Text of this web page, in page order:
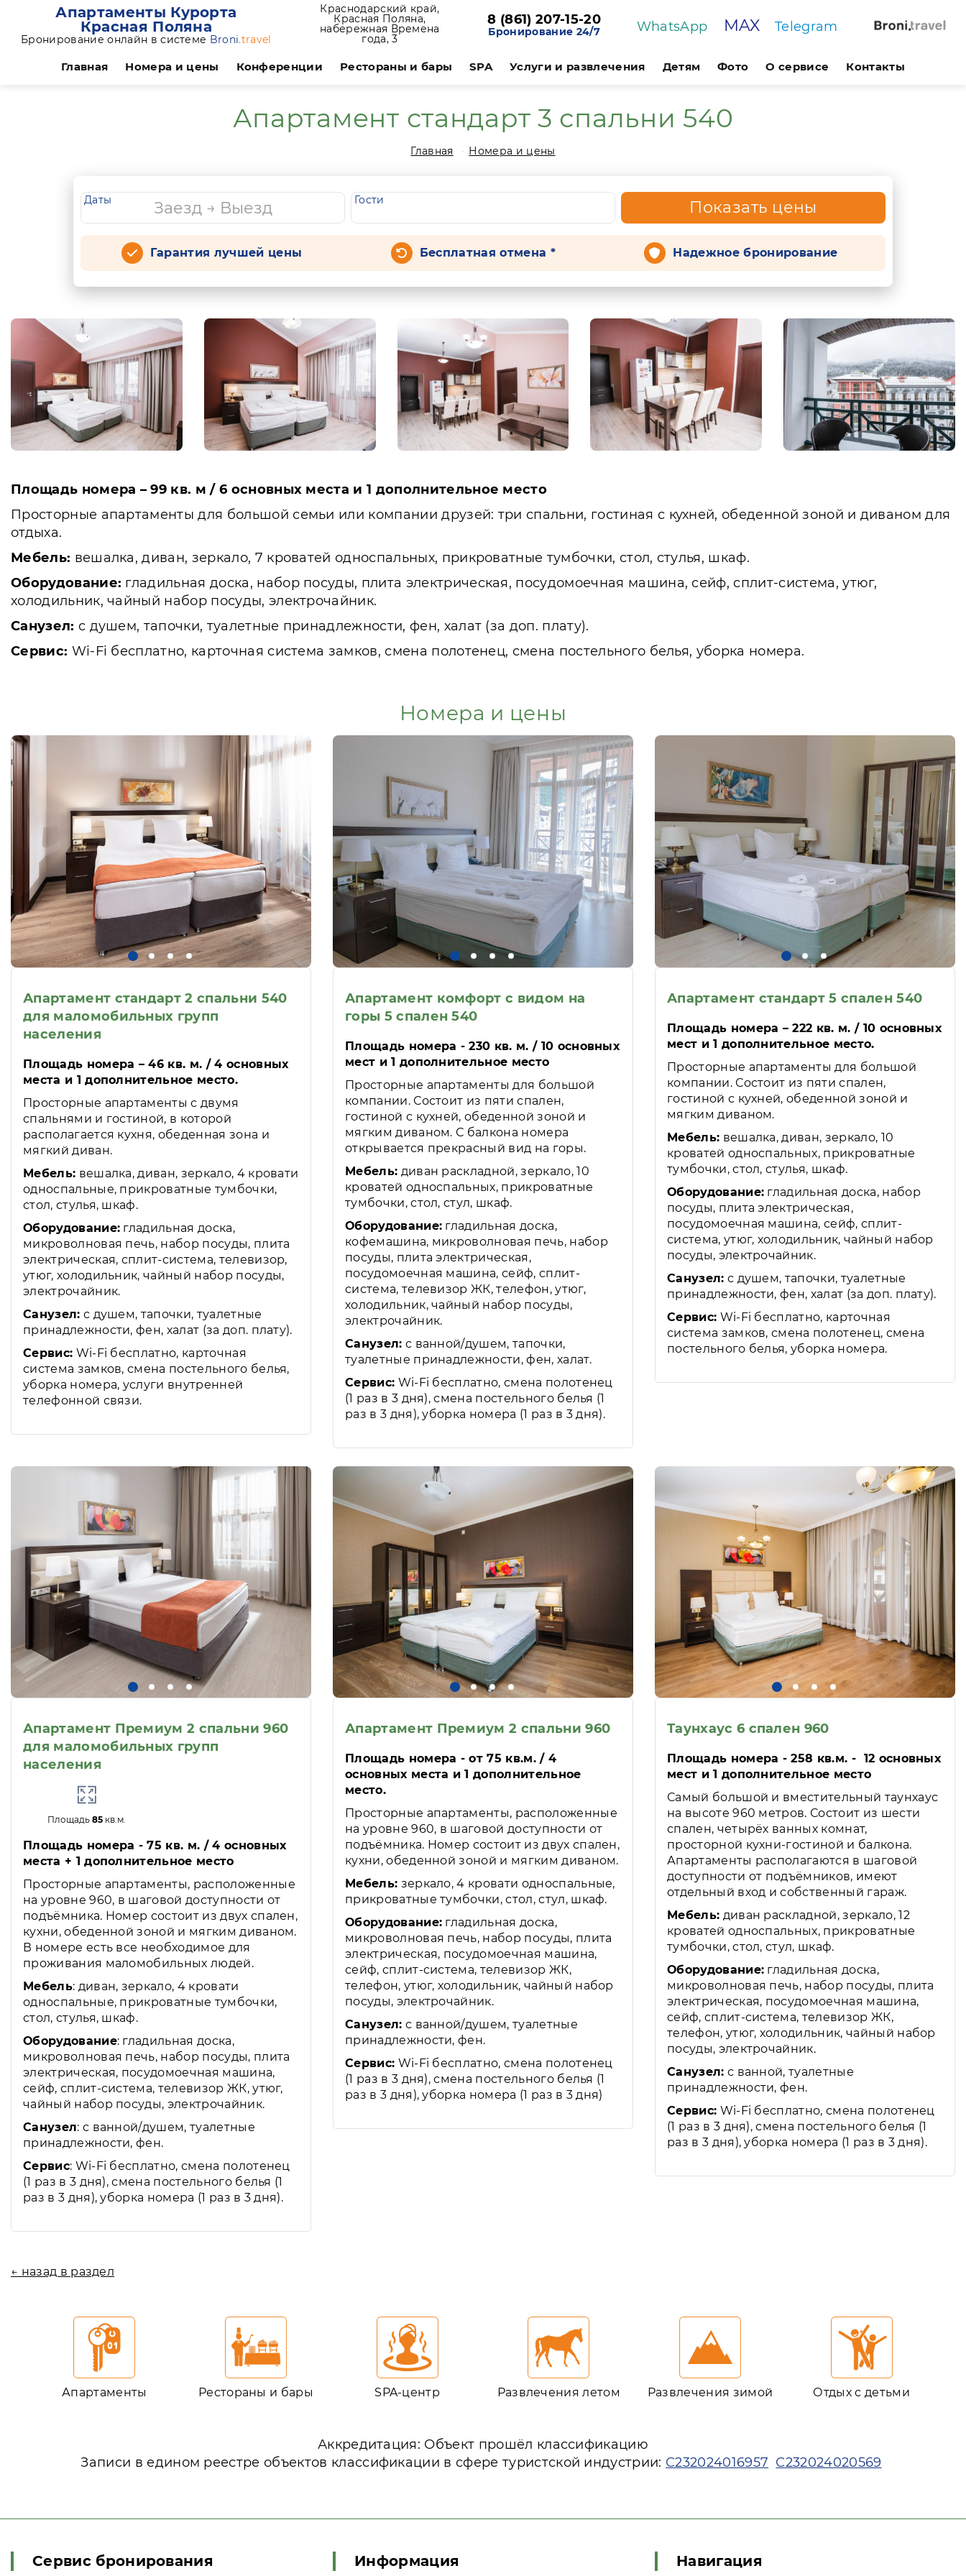
Апартаменты Курорта
Красная Поляна
Бронирование онлайн в системе Broni.travel
Краснодарский край,
Красная Поляна,
набережная Времена
года, 3
8 (861) 207-15-20
Бронирование 24/7 WhatsApp MAX Telegram
Главная Номера и цены Конференции Рестораны и бары SPA Услуги и развлечения Детям Фото О сервисе Контакты
Апартамент стандарт 3 спальни 540
Главная Номера и цены
Даты Гости Показать цены
Гарантия лучшей цены Бесплатная отмена * Надежное бронирование
Площадь номера – 99 кв. м / 6 основных места и 1 дополнительное место
Просторные апартаменты для большой семьи или компании друзей: три спальни, гостиная с кухней, обеденной зоной и диваном для
отдыха.
Мебель: вешалка, диван, зеркало, 7 кроватей односпальных, прикроватные тумбочки, стол, стулья, шкаф.
Оборудование: гладильная доска, набор посуды, плита электрическая, посудомоечная машина, сейф, сплит-система, утюг,
холодильник, чайный набор посуды, электрочайник.
Санузел: с душем, тапочки, туалетные принадлежности, фен, халат (за доп. плату).
Сервис: Wi-Fi бесплатно, карточная система замков, смена полотенец, смена постельного белья, уборка номера.
Номера и цены
Апартамент стандарт 2 спальни 540
для маломобильных групп
населения
Площадь номера – 46 кв. м. / 4 основных
места и 1 дополнительное место.
Просторные апартаменты с двумя
спальнями и гостиной, в которой
располагается кухня, обеденная зона и
мягкий диван.
Мебель: вешалка, диван, зеркало, 4 кровати
односпальные, прикроватные тумбочки,
стол, стулья, шкаф.
Оборудование: гладильная доска,
микроволновая печь, набор посуды, плита
электрическая, сплит-система, телевизор,
утюг, холодильник, чайный набор посуды,
электрочайник.
Санузел: с душем, тапочки, туалетные
принадлежности, фен, халат (за доп. плату).
Сервис: Wi-Fi бесплатно, карточная
система замков, смена постельного белья,
уборка номера, услуги внутренней
телефонной связи.
Апартамент комфорт с видом на
горы 5 спален 540
Площадь номера - 230 кв. м. / 10 основных
мест и 1 дополнительное место
Просторные апартаменты для большой
компании. Состоит из пяти спален,
гостиной с кухней, обеденной зоной и
мягким диваном. С балкона номера
открывается прекрасный вид на горы.
Мебель: диван раскладной, зеркало, 10
кроватей односпальных, прикроватные
тумбочки, стол, стул, шкаф.
Оборудование: гладильная доска,
кофемашина, микроволновая печь, набор
посуды, плита электрическая,
посудомоечная машина, сейф, сплит-
система, телевизор ЖК, телефон, утюг,
холодильник, чайный набор посуды,
электрочайник.
Санузел: с ванной/душем, тапочки,
туалетные принадлежности, фен, халат.
Сервис: Wi-Fi бесплатно, смена полотенец
(1 раз в 3 дня), смена постельного белья (1
раз в 3 дня), уборка номера (1 раз в 3 дня).
Апартамент стандарт 5 спален 540
Площадь номера – 222 кв. м. / 10 основных
мест и 1 дополнительное место.
Просторные апартаменты для большой
компании. Состоит из пяти спален,
гостиной с кухней, обеденной зоной и
мягким диваном.
Мебель: вешалка, диван, зеркало, 10
кроватей односпальных, прикроватные
тумбочки, стол, стулья, шкаф.
Оборудование: гладильная доска, набор
посуды, плита электрическая,
посудомоечная машина, сейф, сплит-
система, утюг, холодильник, чайный набор
посуды, электрочайник.
Санузел: с душем, тапочки, туалетные
принадлежности, фен, халат (за доп. плату).
Сервис: Wi-Fi бесплатно, карточная
система замков, смена полотенец, смена
постельного белья, уборка номера.
Апартамент Премиум 2 спальни 960
для маломобильных групп
населения
Площадь85 кв.м.
Площадь номера - 75 кв. м. / 4 основных
места + 1 дополнительное место
Просторные апартаменты, расположенные
на уровне 960, в шаговой доступности от
подъёмника. Номер состоит из двух спален,
кухни, обеденной зоной и мягким диваном.
В номере есть все необходимое для
проживания маломобильных людей.
Мебель: диван, зеркало, 4 кровати
односпальные, прикроватные тумбочки,
стол, стулья, шкаф.
Оборудование: гладильная доска,
микроволновая печь, набор посуды, плита
электрическая, посудомоечная машина,
сейф, сплит-система, телевизор ЖК, утюг,
чайный набор посуды, электрочайник.
Санузел: с ванной/душем, туалетные
принадлежности, фен.
Сервис: Wi-Fi бесплатно, смена полотенец
(1 раз в 3 дня), смена постельного белья (1
раз в 3 дня), уборка номера (1 раз в 3 дня).
Апартамент Премиум 2 спальни 960
Площадь номера - от 75 кв.м. / 4
основных места и 1 дополнительное
место.
Просторные апартаменты, расположенные
на уровне 960, в шаговой доступности от
подъёмника. Номер состоит из двух спален,
кухни, обеденной зоной и мягким диваном.
Мебель: зеркало, 4 кровати односпальные,
прикроватные тумбочки, стол, стул, шкаф.
Оборудование: гладильная доска,
микроволновая печь, набор посуды, плита
электрическая, посудомоечная машина,
сейф, сплит-система, телевизор ЖК,
телефон, утюг, холодильник, чайный набор
посуды, электрочайник.
Санузел: с ванной/душем, туалетные
принадлежности, фен.
Сервис: Wi-Fi бесплатно, смена полотенец
(1 раз в 3 дня), смена постельного белья (1
раз в 3 дня), уборка номера (1 раз в 3 дня)
Таунхаус 6 спален 960
Площадь номера - 258 кв.м. - 12 основных
мест и 1 дополнительное место
Самый большой и вместительный таунхаус
на высоте 960 метров. Состоит из шести
спален, четырёх ванных комнат,
просторной кухни-гостиной и балкона.
Апартаменты располагаются в шаговой
доступности от подъёмников, имеют
отдельный вход и собственный гараж.
Мебель: диван раскладной, зеркало, 12
кроватей односпальных, прикроватные
тумбочки, стол, стул, шкаф.
Оборудование: гладильная доска,
микроволновая печь, набор посуды, плита
электрическая, посудомоечная машина,
сейф, сплит-система, телевизор ЖК,
телефон, утюг, холодильник, чайный набор
посуды, электрочайник.
Санузел: с ванной, туалетные
принадлежности, фен.
Сервис: Wi-Fi бесплатно, смена полотенец
(1 раз в 3 дня), смена постельного белья (1
раз в 3 дня), уборка номера (1 раз в 3 дня).
← назад в раздел
Апартаменты Рестораны и бары SPA-центр Развлечения летом Развлечения зимой Отдых с детьми
Аккредитация: Объект прошёл классификацию
Записи в едином реестре объектов классификации в сфере туристской индустрии: С232024016957 С232024020569
Сервис бронирования Информация Навигация